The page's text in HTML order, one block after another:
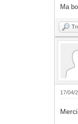
Ma
17/04/